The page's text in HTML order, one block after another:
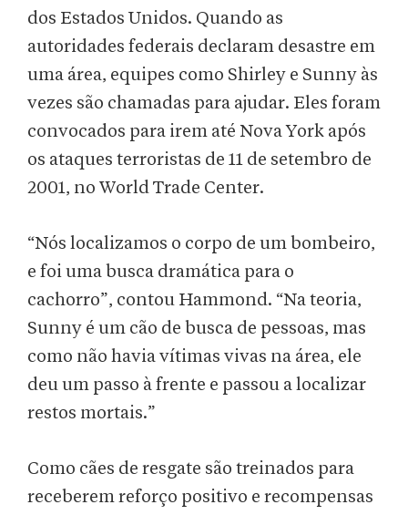
dos Estados Unidos. Quando as
autoridades federais declaram desastre em
uma área, equipes como Shirley e Sunny às
vezes são chamadas para ajudar. Eles foram
convocados para irem até Nova York após
os ataques terroristas de 11 de setembro de
2001, no World Trade Center.
“Nós localizamos o corpo de um bombeiro,
e foi uma busca dramática para o
cachorro”, contou Hammond. “Na teoria,
Sunny é um cão de busca de pessoas, mas
como não havia vítimas vivas na área, ele
deu um passo à frente e passou a localizar
restos mortais.”
Como cães de resgate são treinados para
receberem reforço positivo e recompensas